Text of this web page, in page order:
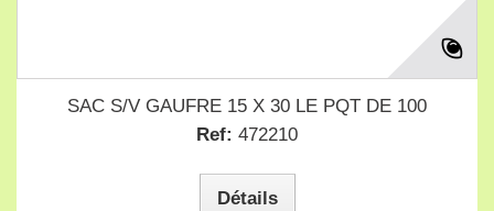
SAC S/V GAUFRE 15 X 30 LE PQT DE 100
Ref: 472210
Détails